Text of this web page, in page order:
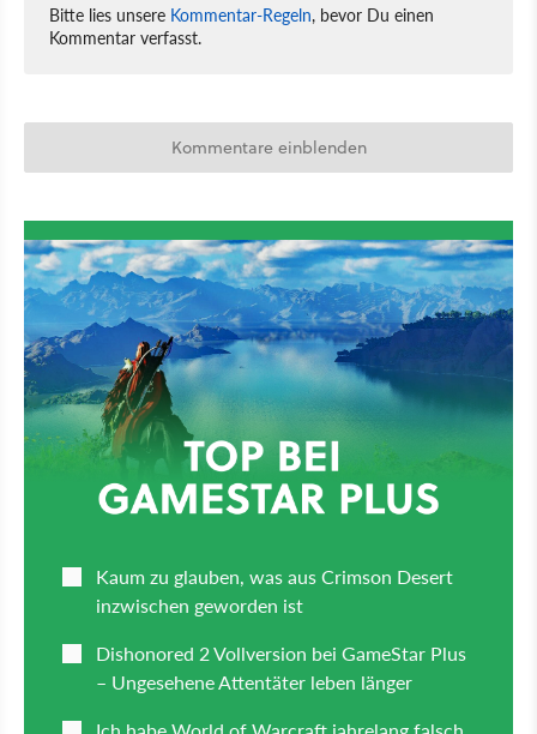
Bitte lies unsere Kommentar-Regeln, bevor Du einen
Kommentar verfasst.
Kommentare einblenden